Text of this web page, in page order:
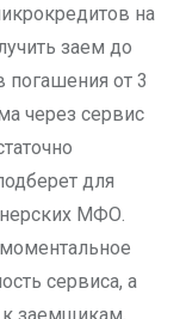
на
заем до
погашения от 3
через сервис
для
МФО.
сервиса, а
к заемщикам,